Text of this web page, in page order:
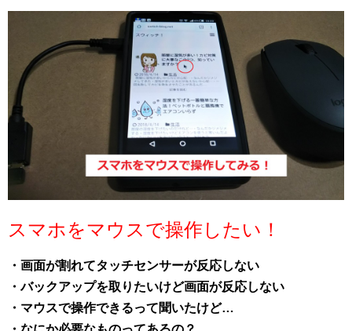
スマホをマウスで操作したい！
・画面が割れてタッチセンサーが反応しない
・バックアップを取りたいけど画面が反応しない
・マウスで操作できるって聞いたけど…